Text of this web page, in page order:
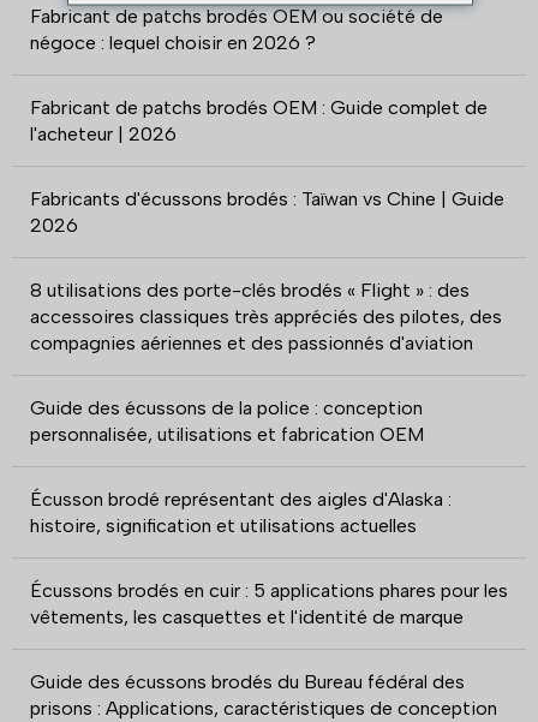
Fabricant de patchs brodés OEM ou société de
négoce : lequel choisir en 2026 ?
Fabricant de patchs brodés OEM : Guide complet de
l'acheteur | 2026
Fabricants d'écussons brodés : Taïwan vs Chine | Guide
2026
8 utilisations des porte-clés brodés « Flight » : des
accessoires classiques très appréciés des pilotes, des
compagnies aériennes et des passionnés d'aviation
Guide des écussons de la police : conception
personnalisée, utilisations et fabrication OEM
Écusson brodé représentant des aigles d'Alaska :
histoire, signification et utilisations actuelles
Écussons brodés en cuir : 5 applications phares pour les
vêtements, les casquettes et l'identité de marque
Guide des écussons brodés du Bureau fédéral des
prisons : Applications, caractéristiques de conception